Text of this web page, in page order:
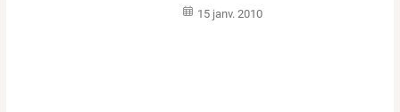
15 janv. 2010